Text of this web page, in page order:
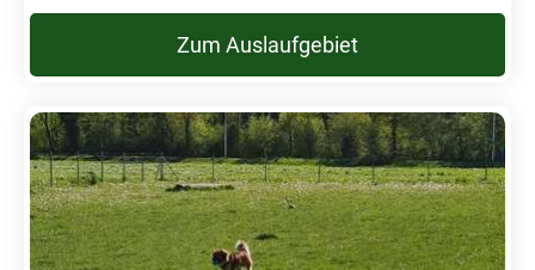
Zum Auslaufgebiet